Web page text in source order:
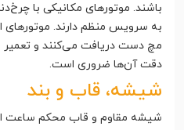
باشند. موتورهای مکانیکی با
به سرویس منظم دارند. موتورهای
مچ دست دریافت می‌کنند و
دقت آن‌ها ضروری است.
شیشه، قاب و بند
شیشه مقاوم و قاب محکم ساعت